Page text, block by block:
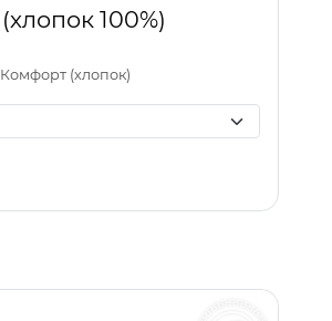
(хлопок 100%)
Комфорт (хлопок)